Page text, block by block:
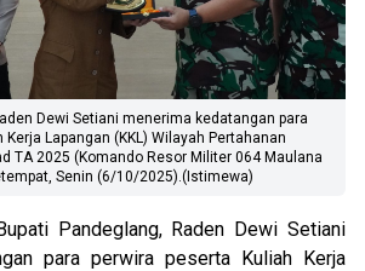
Dewi Setiani menerima kedatangan para
Lapangan (KKL) Wilayah Pertahanan
TA 2025 (Komando Resor Militer 064 Maulana
Senin (6/10/2025).(Istimewa)
Pandeglang, Raden Dewi Setiani
para perwira peserta Kuliah Kerja